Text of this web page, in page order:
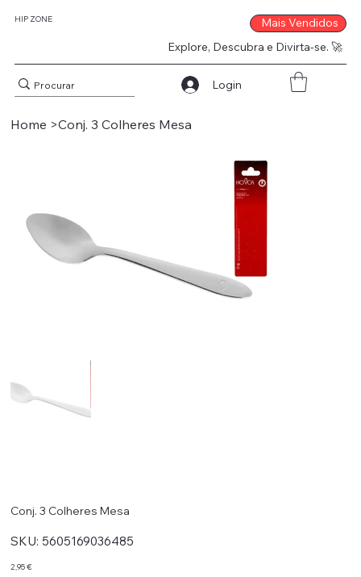
HIP ZONE
Explore, Descubra e Divirta-se. 🚀
Mais Vendidos
Login
Home >Conj. 3 Colheres Mesa
Conj. 3 Colheres Mesa
SKU: SKU
5605169036485
5605169036485
Preço
2,95 €